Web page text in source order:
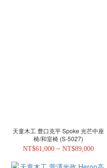
天童木工 豊口克平 Spoke 光芒中座
椅/和室椅 (S-5027)
NT$61,000 ~ NT$89,000